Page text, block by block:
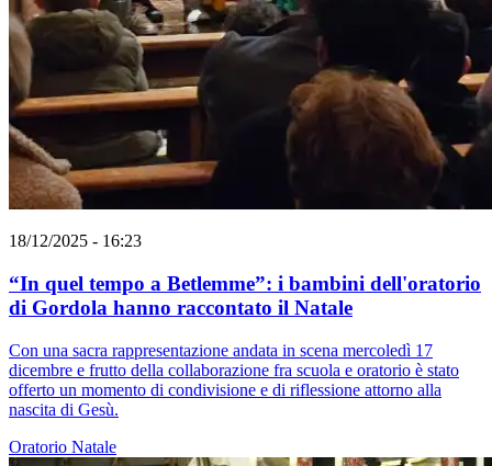
18/12/2025 - 16:23
“In quel tempo a Betlemme”: i bambini dell'oratorio
di Gordola hanno raccontato il Natale
Con una sacra rappresentazione andata in scena mercoledì 17
dicembre e frutto della collaborazione fra scuola e oratorio è stato
offerto un momento di condivisione e di riflessione attorno alla
nascita di Gesù.
Oratorio Natale